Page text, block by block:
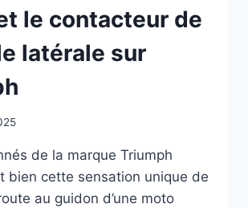
le contacteur de
latérale sur
de la marque Triumph
bien cette sensation unique de
au guidon d’une moto